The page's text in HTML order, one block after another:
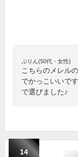
ぷりん(50代・女性)
こちらのメレル
でかっこいいで
で選びました♪
14